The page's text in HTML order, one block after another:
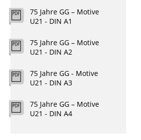
75 Jahre GG – Motive
U21 - DIN A1
75 Jahre GG – Motive
U21 - DIN A2
75 Jahre GG - Motive
U21 - DIN A3
75 Jahre GG – Motive
U21 - DIN A4